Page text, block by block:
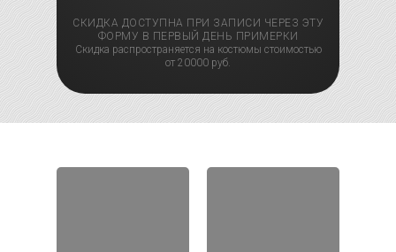
СКИДКА ДОСТУПНА ПРИ ЗАПИСИ ЧЕРЕЗ ЭТУ
ФОРМУ В ПЕРВЫЙ ДЕНЬ ПРИМЕРКИ
Скидка распространяется на костюмы стоимостью
от 20000 руб.